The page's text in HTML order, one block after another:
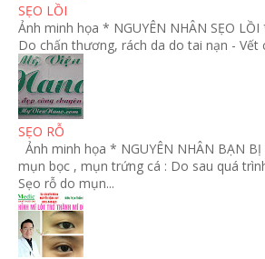
SẸO LỒI
Ảnh minh họa * NGUYÊN NHÂN SẸO
Do chấn thương, rách da do tai nạn - Vết
SẸO RỖ
Ảnh minh họa * NGUYÊN NHÂN BẠN BỊ
mụn bọc , mụn trứng cá : Do sau quá
Sẹo rỗ do mụn...